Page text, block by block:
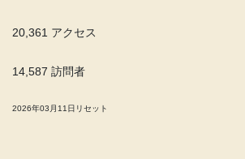
20,361 アクセス
14,587 訪問者
2026年03月11日リセット